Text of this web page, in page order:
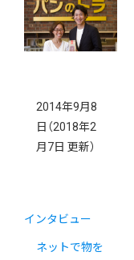
ト
2014年9月8
日 （2018年2
月7日 更新）
インタビュー
ネットで物を